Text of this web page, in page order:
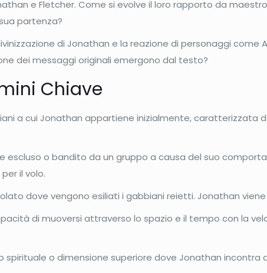
e Fletcher. Come si evolve il loro rapporto da
partenza?
di Jonathan e la reazione di personaggi come
dei messaggi originali emergono dal testo?
Chiave
a cui Jonathan appartiene inizialmente,
escluso o bandito da un gruppo a causa del suo
il volo.
dove vengono esiliati i gabbiani reietti. Jonathan
di muoversi attraverso lo spazio e il tempo con la
spirituale o dimensione superiore dove Jonathan